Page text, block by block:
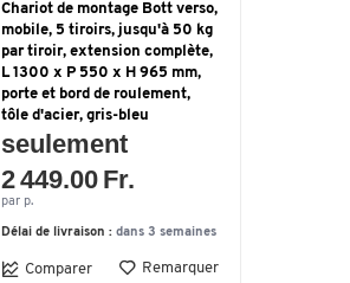
Chariot de montage Bott verso,
mobile, 5 tiroirs, jusqu'à 50 kg
par tiroir, extension complète,
L 1300 x P 550 x H 965 mm,
porte et bord de roulement,
tôle d'acier, gris-bleu
seulement
2 449.00 Fr.
par p.
Délai de livraison : dans 3 semaines
Comparer Remarquer